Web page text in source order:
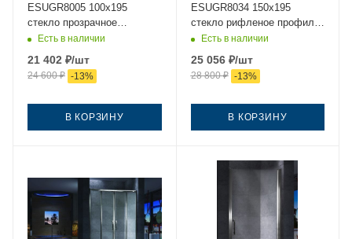
ESUGR8005 100х195
стекло прозрачное
профиль хром
Есть в наличии
21 402 ₽/шт
24 600₽ -13%
В КОРЗИНУ
ESUGR8034 150х195
стекло рифленое профиль
хромЕсть в наличии
25 056₽/шт
28 800₽ -13%
В КОРЗИНУ